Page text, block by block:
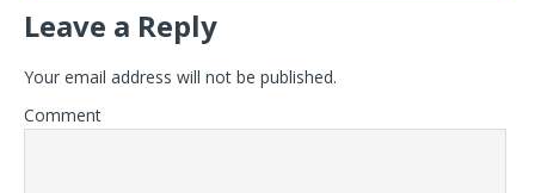
Leave a Reply
Your email address will not be published.
Comment